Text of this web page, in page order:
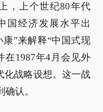
，上个世纪80年代
国经济发展水平出
”来解释“中国式现
在1987年4月会见外
化战略设想。这一战
认。